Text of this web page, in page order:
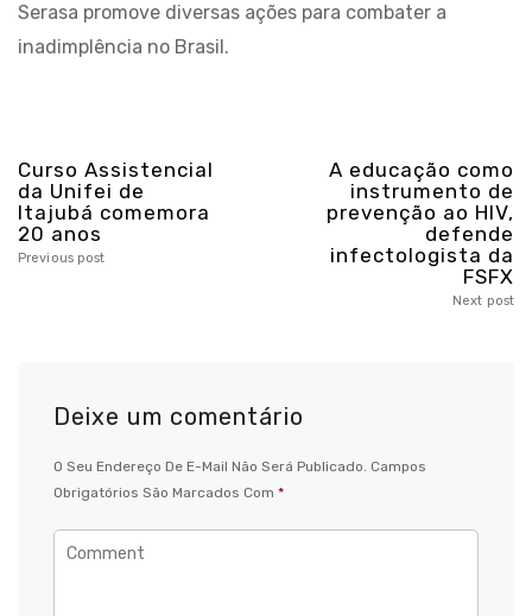
Serasa promove diversas ações para combater a
inadimplência no Brasil.
Curso Assistencial
da Unifei de
Itajubá comemora
20 anos
Previous post
A educação como
instrumento de
prevenção ao HIV,
defende
infectologista da
FSFX
Next post
Deixe um comentário
O Seu Endereço De E-Mail Não Será Publicado. Campos
Obrigatórios São Marcados Com *